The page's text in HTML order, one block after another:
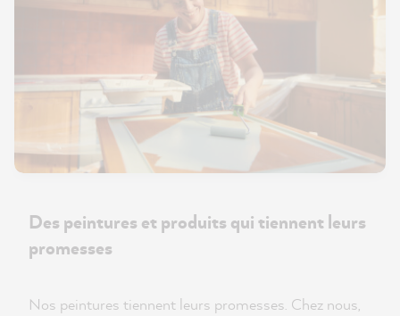
Des peintures et produits qui tiennent leurs
promesses
Nos peintures tiennent leurs promesses. Chez nous,